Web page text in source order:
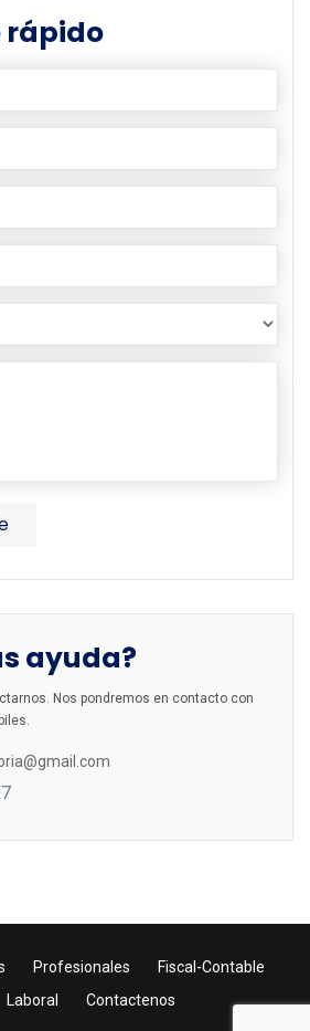
rápido
ayuda?
Nos pondremos en contacto con
Profesionales
Fiscal-Contable
Laboral Contactenos